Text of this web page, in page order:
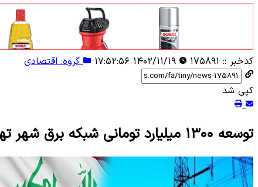
کدخبر :: ۱۷۵۸۹۱ گروه: اقتصادی
کپی شد
توسعه ۱۳۰۰ میلیارد تومانی شبکه برق شهر تهران